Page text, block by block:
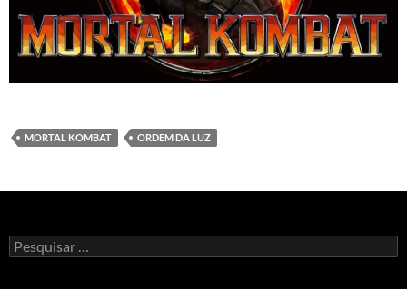
MORTAL KOMBAT ORDEM DA LUZ
Pesquisar
por: